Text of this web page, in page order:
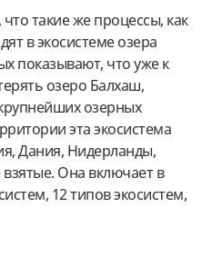
такие же процессы, как
в экосистеме озера
показывают, что уже к
озеро Балхаш,
озерных
эта экосистема
Дания, Нидерланды,
Она включает в
12 типов экосистем,